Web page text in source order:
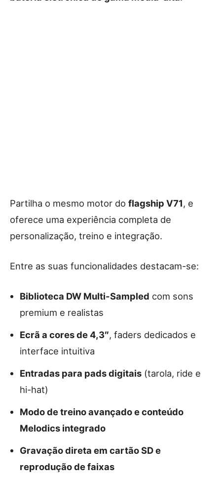
Partilha o mesmo motor do flagship V71, e
oferece uma experiência completa de
personalização, treino e integração.
Entre as suas funcionalidades destacam-se:
Biblioteca DW Multi-Sampled com sons
premium e realistas
Ecrã a cores de 4,3″, faders dedicados e
interface intuitiva
Entradas para pads digitais (tarola, ride e
hi-hat)
Modo de treino avançado e conteúdo
Melodics integrado
Gravação direta em cartão SD e
reprodução de faixas